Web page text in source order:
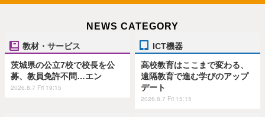
NEWS CATEGORY
教材・サービス
茨城県の公立7校で校長を公
募、教員免許不問…エン
2026.8.7 Fri 19:15
ICT機器
高校教育はここまで変わる、
遠隔教育で進む学びのアップ
デート
2026.8.7 Fri 15:15